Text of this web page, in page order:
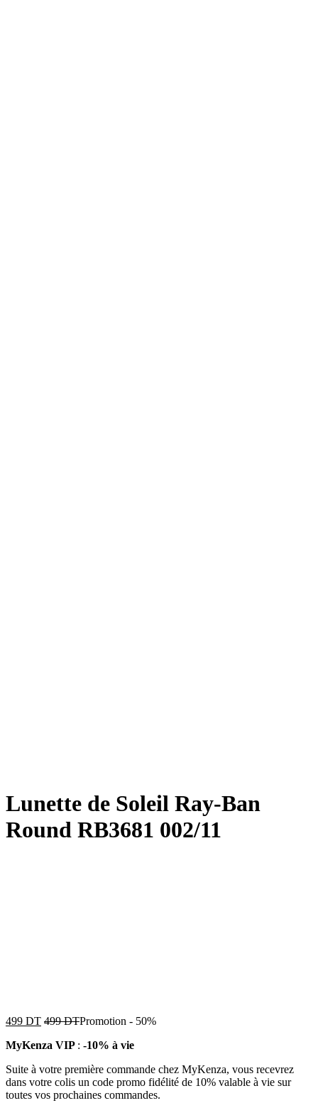
Lunette de Soleil Ray-Ban
Round RB3681 002/11
499 DT 499DTPromotion - 50%
MyKenza VIP : -10% à vie
Suite à votre première commande chez MyKenza, vous recevrez
dans votre colis un code promo fidélité de 10% valable à vie sur
toutes vos prochaines commandes.